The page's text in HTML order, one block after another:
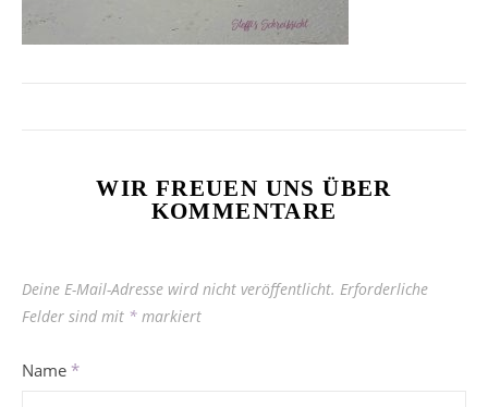
WIR FREUEN UNS ÜBER
KOMMENTARE
Deine E-Mail-Adresse wird nicht veröffentlicht. Erforderliche
Felder sind mit * markiert
Name *